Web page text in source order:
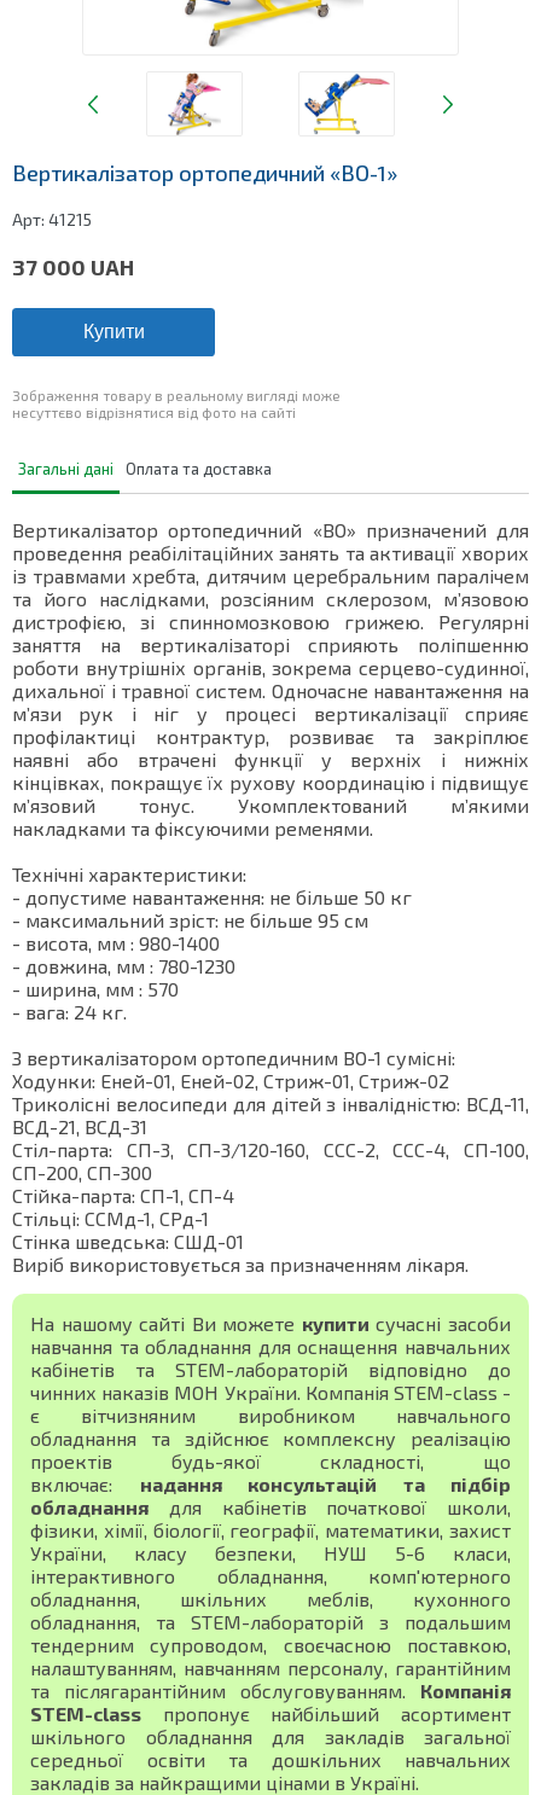
Вертикалізатор ортопедичний «ВО-1»
Арт: 41215
37 000 UAH
Купити
Зображення товару в реальному вигляді може
несуттєво відрізнятися від фото на сайті
Загальні дані Оплата та доставка
Вертикалізатор ортопедичний «ВО» призначений для
проведення реабілітаційних занять та активації хворих
із травмами хребта, дитячим церебральним паралічем
та його наслідками, розсіяним склерозом, м’язовою
дистрофією, зі спинномозковою грижею. Регулярні
заняття на вертикалізаторі сприяють поліпшенню
роботи внутрішніх органів, зокрема серцево-судинної,
дихальної і травної систем. Одночасне навантаження на
м’язи рук і ніг у процесі вертикалізації сприяє
профілактиці контрактур, розвиває та закріплює
наявні або втрачені функції у верхніх і нижніх
кінцівках, покращує їх рухову координацію і підвищує
м’язовий тонус. Укомплектований м’якими
накладками та фіксуючими ременями.
Технічні характеристики:
- допустиме навантаження: не більше 50 кг
- максимальний зріст: не більше 95 cм
- висота, мм : 980-1400
- довжина, мм : 780-1230
- ширина, мм : 570
- вага: 24 кг.
З вертикалізатором ортопедичним ВО-1 сумісні:
Ходунки: Еней-01, Еней-02, Стриж-01, Стриж-02
Триколісні велосипеди для дітей з інвалідністю: ВСД-11,
ВСД-21, ВСД-31
Стіл-парта: СП-3, СП-3/120-160, ССС-2, ССС-4, СП-100,
СП-200, СП-300
Стійка-парта: СП-1, СП-4
Стільці: ССМд-1, СРд-1
Стінка шведська: СШД-01
Виріб використовується за призначенням лікаря.
На нашому сайті Ви можете купити сучасні засоби
навчання та обладнання для оснащення навчальних
кабінетів та STEM-лабораторій відповідно до
чинних наказів МОН України. Компанія STEM-class -
є вітчизняним виробником навчального
обладнання та здійснює комплексну реалізацію
проектів будь-якої складності, що
включає: надання консультацій та підбір
обладнання для кабінетів початкової школи,
фізики, хімії, біології, географії, математики, захист
України, класу безпеки, НУШ 5-6 класи,
інтерактивного обладнання, комп'ютерного
обладнання, шкільних меблів, кухонного
обладнання, та STEM-лабораторій з подальшим
тендерним супроводом, своєчасною поставкою,
налаштуванням, навчанням персоналу, гарантійним
та післягарантійним обслуговуванням. Компанія
STEM-class пропонує найбільший асортимент
шкільного обладнання для закладів загальної
середньої освіти та дошкільних навчальних
закладів за найкращими цінами в Україні.